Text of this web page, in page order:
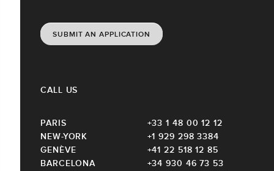
SUBMIT AN APPLICATION
CALL US
PARIS
+33 1 48 00 12 12
NEW-YORK
+1 929 298 3384
GENÈVE
+41 22 518 12 85
BARCELONA
+34 930 46 73 53